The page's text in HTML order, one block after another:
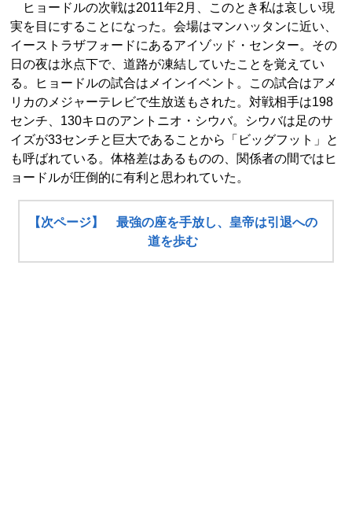
ヒョードルの次戦は2011年2月、このとき私は哀しい現
実を目にすることになった。会場はマンハッタンに近い、
イーストラザフォードにあるアイゾッド・センター。その
日の夜は氷点下で、道路が凍結していたことを覚えてい
る。ヒョードルの試合はメインイベント。この試合はアメ
リカのメジャーテレビで生放送もされた。対戦相手は198
センチ、130キロのアントニオ・シウバ。シウバは足のサ
イズが33センチと巨大であることから「ビッグフット」と
も呼ばれている。体格差はあるものの、関係者の間ではヒ
ョードルが圧倒的に有利と思われていた。
【次ページ】 最強の座を手放し、皇帝は引退への
道を歩む